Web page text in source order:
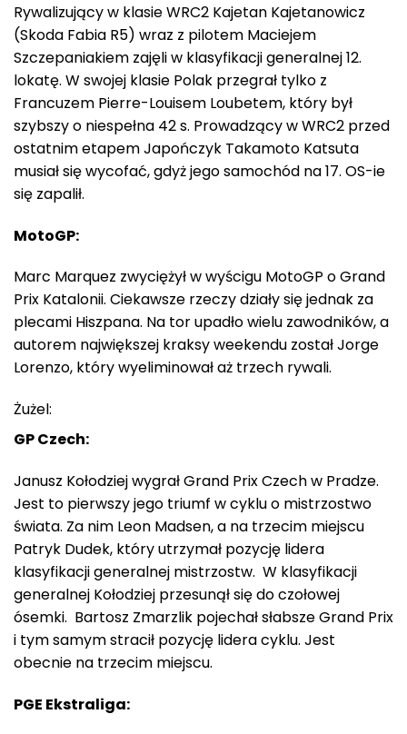
Rywalizujący w klasie WRC2 Kajetan Kajetanowicz
(Skoda Fabia R5) wraz z pilotem Maciejem
Szczepaniakiem zajęli w klasyfikacji generalnej 12.
lokatę. W swojej klasie Polak przegrał tylko z
Francuzem Pierre-Louisem Loubetem, który był
szybszy o niespełna 42 s. Prowadzący w WRC2 przed
ostatnim etapem Japończyk Takamoto Katsuta
musiał się wycofać, gdyż jego samochód na 17. OS-ie
się zapalił.
MotoGP:
Marc Marquez zwyciężył w wyścigu MotoGP o Grand
Prix Katalonii. Ciekawsze rzeczy działy się jednak za
plecami Hiszpana. Na tor upadło wielu zawodników, a
autorem największej kraksy weekendu został Jorge
Lorenzo, który wyeliminował aż trzech rywali.
Żużel:
GP Czech:
Janusz Kołodziej wygrał Grand Prix Czech w Pradze.
Jest to pierwszy jego triumf w cyklu o mistrzostwo
świata. Za nim Leon Madsen, a na trzecim miejscu
Patryk Dudek, który utrzymał pozycję lidera
klasyfikacji generalnej mistrzostw. W klasyfikacji
generalnej Kołodziej przesunął się do czołowej
ósemki. Bartosz Zmarzlik pojechał słabsze Grand Prix
i tym samym stracił pozycję lidera cyklu. Jest
obecnie na trzecim miejscu.
PGE Ekstraliga: